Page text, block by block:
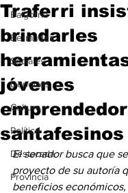
Baigorria
Bermúdez
Sociales
Deportes
Cultura
Política
Destacada
Provincia
Traferri
brindarles
jóvenes
santafesinos
El senador busca que
proyecto de su autoría
beneficios